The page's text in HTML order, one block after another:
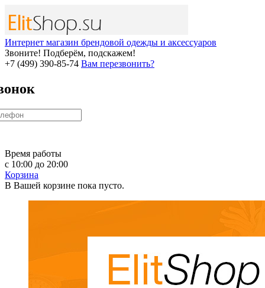
Интернет магазин брендовой одежды и аксессуаров
Звоните! Подберём, подскажем!
+7 (499) 390-85-74 Вам перезвонить?
Время работы
с 10:00 до 20:00
Корзина
В Вашей корзине пока пусто.